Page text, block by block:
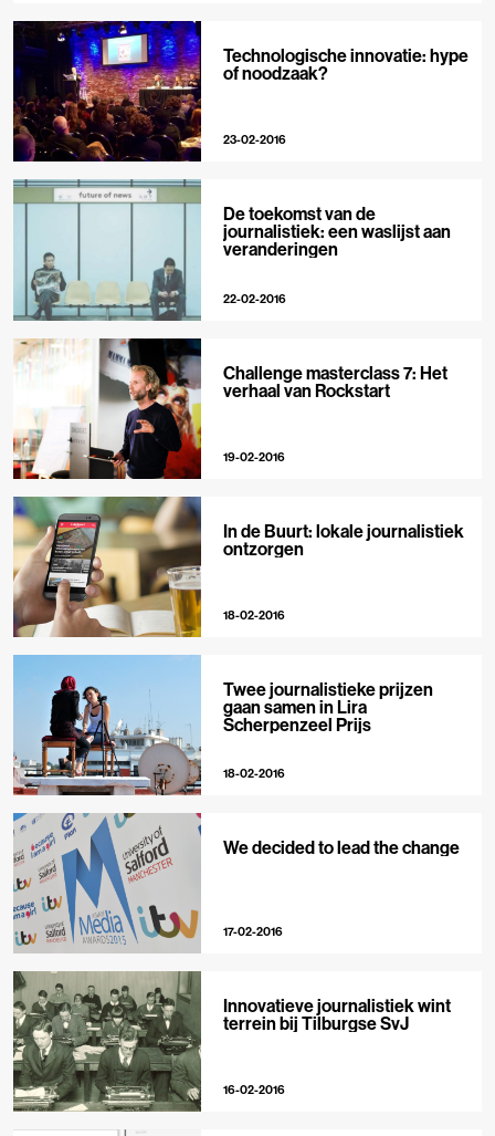
Technologische innovatie: hype
of noodzaak?
23-02-2016
De toekomst van de
journalistiek: een waslijst aan
veranderingen
22-02-2016
Challenge masterclass 7: Het
verhaal van Rockstart
19-02-2016
In de Buurt: lokale journalistiek
ontzorgen
18-02-2016
Twee journalistieke prijzen
gaan samen in Lira
Scherpenzeel Prijs
18-02-2016
We decided to lead the change
17-02-2016
Innovatieve journalistiek wint
terrein bij Tilburgse SvJ
16-02-2016